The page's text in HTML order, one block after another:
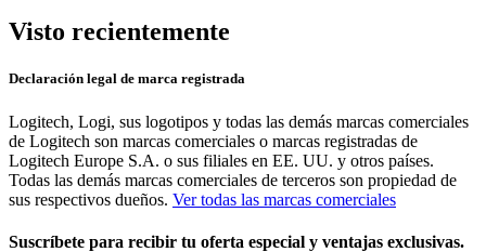
Visto recientemente
Declaración legal de marca registrada
Logitech, Logi, sus logotipos y todas las demás marcas comerciales
de Logitech son marcas comerciales o marcas registradas de
Logitech Europe S.A. o sus filiales en EE. UU. y otros países.
Todas las demás marcas comerciales de terceros son propiedad de
sus respectivos dueños. Ver todas las marcas comerciales
Suscríbete para recibir tu oferta especial y ventajas exclusivas.